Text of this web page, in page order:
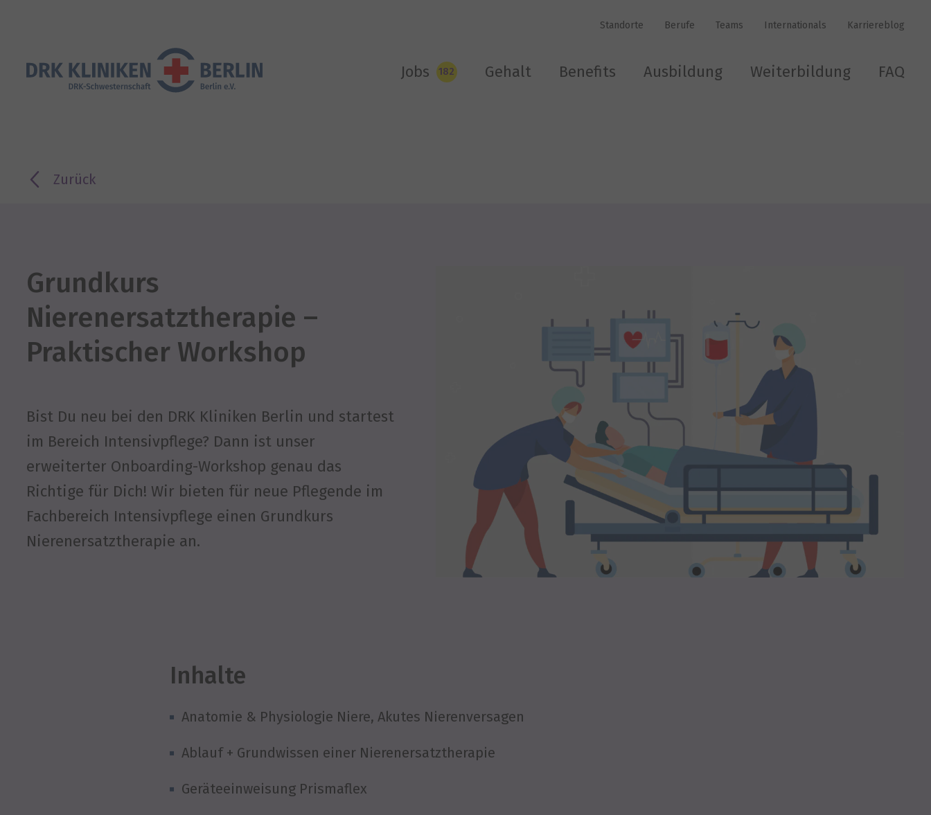
Standorte Berufe Teams Internationals Karriereblog
Jobs 182 Gehalt Benefits Ausbildung Weiterbildung FAQ
Zurück
Grundkurs
Nierenersatztherapie –
Praktischer Workshop
Bist Du neu bei den DRK Kliniken Berlin und startest
im Bereich Intensivpflege? Dann ist unser
erweiterter Onboarding-Workshop genau das
Richtige für Dich! Wir bieten für neue Pflegende im
Fachbereich Intensivpflege einen Grundkurs
Nierenersatztherapie an.
Inhalte
Anatomie & Physiologie Niere, Akutes Nierenversagen
Ablauf + Grundwissen einer Nierenersatztherapie
Geräteeinweisung Prismaflex